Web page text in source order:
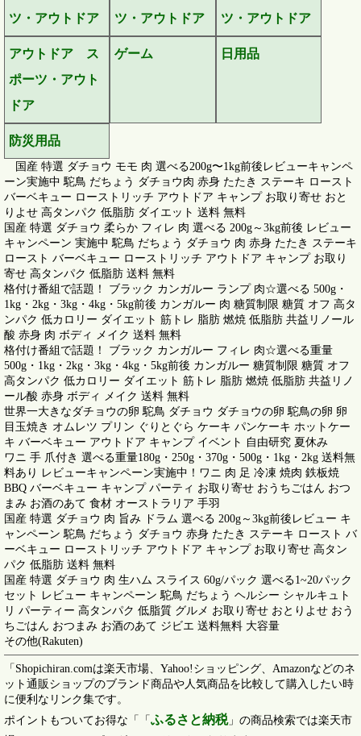
ツ・アウトドア
ツ・アウトドア
ツ・アウトドア
アウトドア ス
ポーツ・アウト
ドア
ゲーム 日用品
防災用品
国産 特選 ダチョウ モモ 肉 選べる200g〜1kg前後レビューキャンペ
ーン実施中 駝鳥 だちょう ダチョウ肉 赤身 たたき ステーキ ロースト
バーベキュー ローストリッチ アウトドア キャンプ お取り寄せ おと
りよせ 高タンパク 低脂肪 ダイエット 送料 無料
国産 特選 ダチョウ 柔らか フィレ 肉 選べる 200g～3kg前後 レビュー
キャンペーン 実施中 駝鳥 だちょう ダチョウ 肉 赤身 たたき ステーキ
ロースト バーベキュー ローストリッチ アウトドア キャンプ お取り
寄せ 高タンパク 低脂肪 送料 無料
格付け番組で話題！ ブラック カンガルー ランプ 肉☆選べる 500g・
1kg・2kg・3kg・4kg・5kg前後 カンガルー 肉 糖質制限 糖質 オフ 高タ
ンパク 低カロリー ダイエット 筋トレ 脂肪 燃焼 低脂肪 共益リノール
酸 赤身 肉 ボディ メイク 送料 無料
格付け番組で話題！ ブラック カンガルー フィレ 肉☆選べる重量
500g・1kg・2kg・3kg・4kg・5kg前後 カンガルー 糖質制限 糖質 オフ
高タンパク 低カロリー ダイエット 筋トレ 脂肪 燃焼 低脂肪 共益リノ
ール酸 赤身 ボディ メイク 送料 無料
世界一大きなダチョウの卵 駝鳥 ダチョウ ダチョウの卵 駝鳥の卵 卵
目玉焼き オムレツ プリン ぐりとぐら ケーキ パンケーキ ホットケー
キ バーベキュー アウトドア キャンプ イベント 自由研究 夏休み
ワニ 手 爪付き 選べる重量180g・250g・370g・500g・1kg・2kg 送料無
料あり レビューキャンペーン実施中！ワニ 肉 足 冷凍 焼肉 鉄板焼
BBQ バーベキュー キャンプ パーティ お取り寄せ おうちごはん おつ
まみ お酒のあて 食材 オーストラリア 手羽
国産 特選 ダチョウ 肉 旨み ドラム 選べる 200g～3kg前後レビュー キ
ャンペーン 駝鳥 だちょう ダチョウ 赤身 たたき ステーキ ロースト バ
ーベキュー ローストリッチ アウトドア キャンプ お取り寄せ 高タン
パク 低脂肪 送料 無料
国産 特選 ダチョウ 肉 生ハム スライス 60g/パック 選べる1~20パック
セット レビュー キャンペーン 駝鳥 だちょう ヘルシー シャルキュト
リ パーティー 高タンパク 低脂質 グルメ お取り寄せ おとりよせ おう
ちごはん おつまみ お酒のあて ジビエ 送料無料 大容量
その他(Rakuten)
「Shopichiran.comは楽天市場、Yahoo!ショッピング、Amazonなどのネ
ット通販ショップのブランド商品や人気商品を比較して購入したい時
に便利なリンク集です。
ポイントもついてお得な「「 ふるさと納税」の商品検索では楽天市